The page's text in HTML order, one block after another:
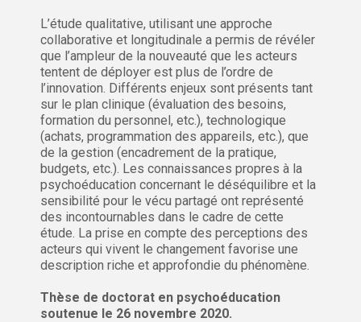
L’étude qualitative, utilisant une approche
collaborative et longitudinale a permis de révéler
que l’ampleur de la nouveauté que les acteurs
tentent de déployer est plus de l’ordre de
l’innovation. Différents enjeux sont présents tant
sur le plan clinique (évaluation des besoins,
formation du personnel, etc.), technologique
(achats, programmation des appareils, etc.), que
de la gestion (encadrement de la pratique,
budgets, etc.). Les connaissances propres à la
psychoéducation concernant le déséquilibre et la
sensibilité pour le vécu partagé ont représenté
des incontournables dans le cadre de cette
étude. La prise en compte des perceptions des
acteurs qui vivent le changement favorise une
description riche et approfondie du phénomène.
Thèse de doctorat en psychoéducation
soutenue le 26 novembre 2020.